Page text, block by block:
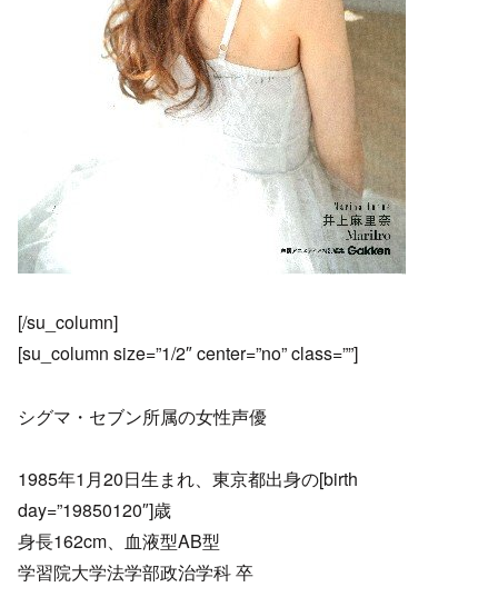
[/su_column]
[su_column size=”1/2″ center=”no” class=””]
シグマ・セブン所属の女性声優
1985年1月20日生まれ、東京都出身の[birth
day=”19850120″]歳
身長162cm、血液型AB型
学習院大学法学部政治学科 卒